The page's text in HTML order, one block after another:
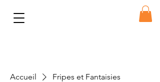
Accueil Fripes et Fantaisies